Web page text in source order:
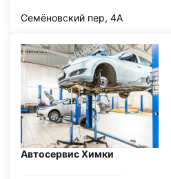
Семёновский пер, 4А
Автосервис Химки